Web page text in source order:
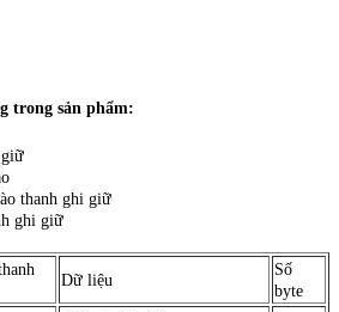
trong sản phẩm:
thanh ghi giữ
ghi giữ
Dữ liệu
Số
byte